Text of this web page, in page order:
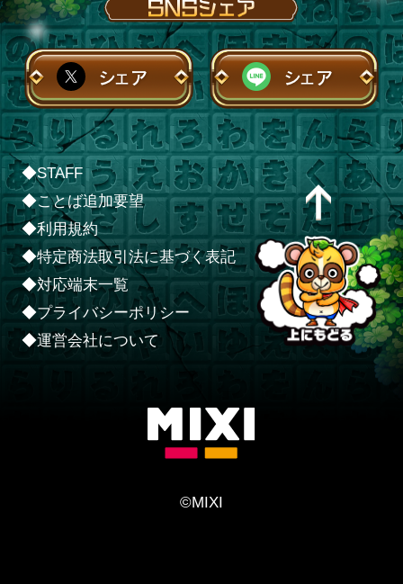
シェア シェア
◆STAFF
◆ことば追加要望
◆利用規約
◆特定商法取引法に基づく表記
◆対応端末一覧
◆プライバシーポリシー
◆運営会社について
©MIXI